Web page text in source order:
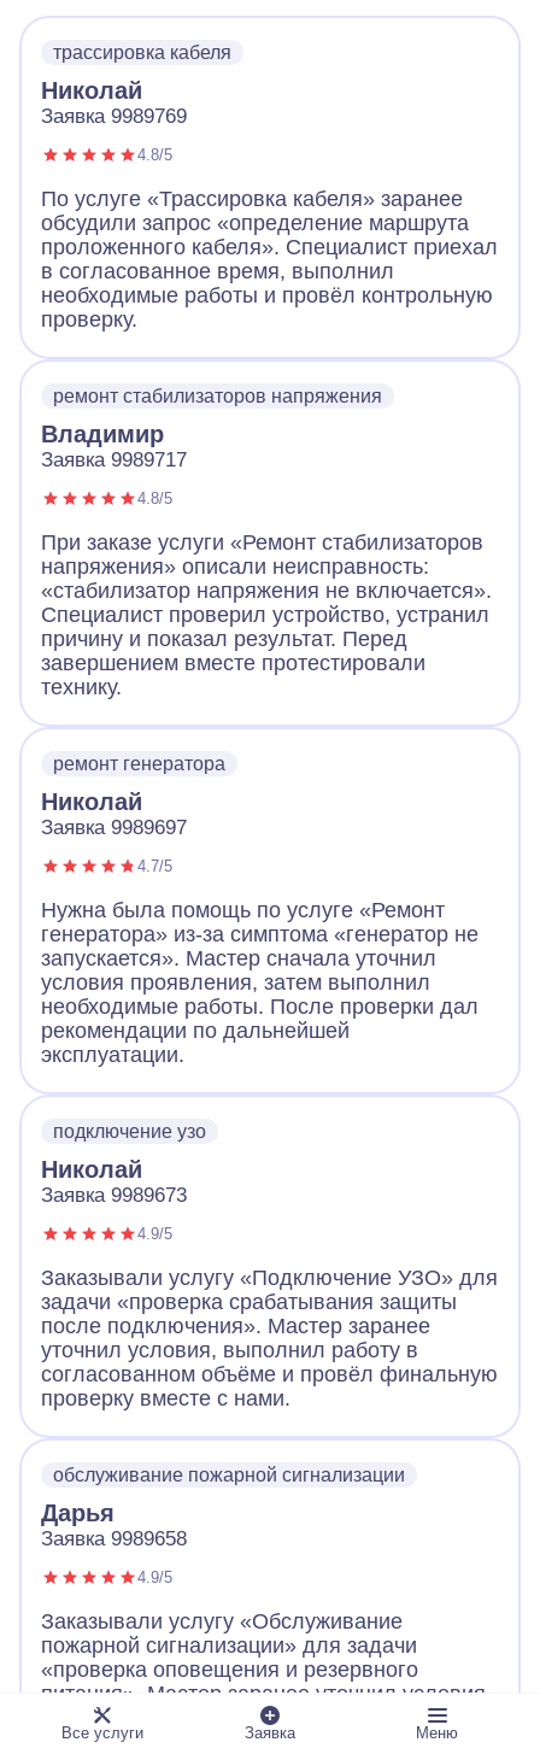
трассировка кабеля
Николай
Заявка 9989769
4.8/5
По услуге «Трассировка кабеля» заранее
обсудили запрос «определение маршрута
проложенного кабеля». Специалист приехал
в согласованное время, выполнил
необходимые работы и провёл контрольную
проверку.
ремонт стабилизаторов напряжения
Владимир
Заявка 9989717
4.8/5
При заказе услуги «Ремонт стабилизаторов
напряжения» описали неисправность:
«стабилизатор напряжения не включается».
Специалист проверил устройство, устранил
причину и показал результат. Перед
завершением вместе протестировали
технику.
ремонт генератора
Николай
Заявка 9989697
4.7/5
Нужна была помощь по услуге «Ремонт
генератора» из-за симптома «генератор не
запускается». Мастер сначала уточнил
условия проявления, затем выполнил
необходимые работы. После проверки дал
рекомендации по дальнейшей
эксплуатации.
подключение узо
Николай
Заявка 9989673
4.9/5
Заказывали услугу «Подключение УЗО» для
задачи «проверка срабатывания защиты
после подключения». Мастер заранее
уточнил условия, выполнил работу в
согласованном объёме и провёл финальную
проверку вместе с нами.
обслуживание пожарной сигнализации
Дарья
Заявка 9989658
4.9/5
Заказывали услугу «Обслуживание
пожарной сигнализации» для задачи
«проверка оповещения и резервного
питания». Мастер заранее уточнил условия,
выполнил работу в согласованном объёме и
провёл финальную проверку вместе с нами.
Все услуги Заявка Меню